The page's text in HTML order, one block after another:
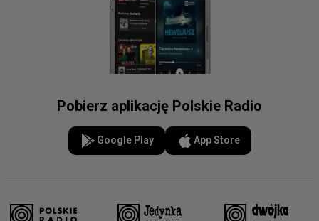
Pobierz aplikację Polskie Radio
Google Play App Store